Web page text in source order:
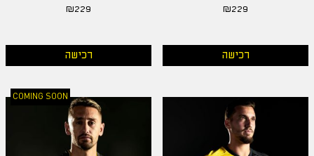
₪229
רכישה
₪229
רכישה
COMING SOON